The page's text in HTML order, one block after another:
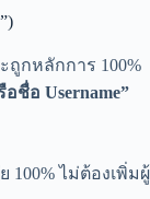
กหลักการ 100%
ชื่อ Username”
100% ไม่ต้องเพิ่มผู้